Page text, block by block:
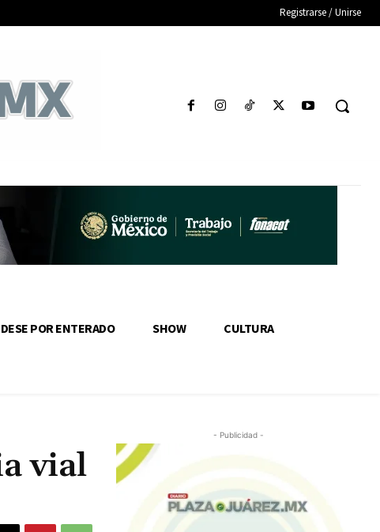
Registrarse / Unirse
DESE POR ENTERADO SHOW CULTURA
vial
- Publicidad -